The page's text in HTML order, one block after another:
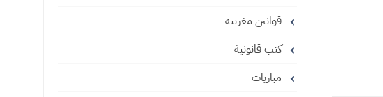
قوانين مغربية
كتب قانونية
مباريات